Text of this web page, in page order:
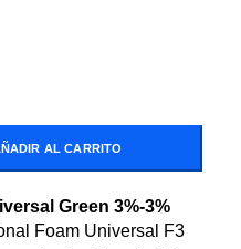
AL CARRITO
Green 3%-3%
Foam Universal F3